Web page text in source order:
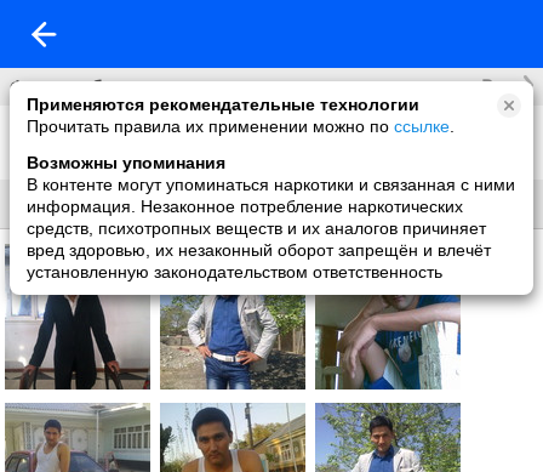
Применяются рекомендательные технологии
Прочитать правила их применении можно по ссылке
Возможны упоминания
В контенте могут упоминаться наркотики и связанная с ними
информация. Незаконное потребление наркотических
средств, психотропных веществ и их аналогов причиняет
вред здоровью, их незаконный оборот запрещён и влечёт
установленную законодательством ответственность
Фотоальбомы Все
Фото со мной
Без названия